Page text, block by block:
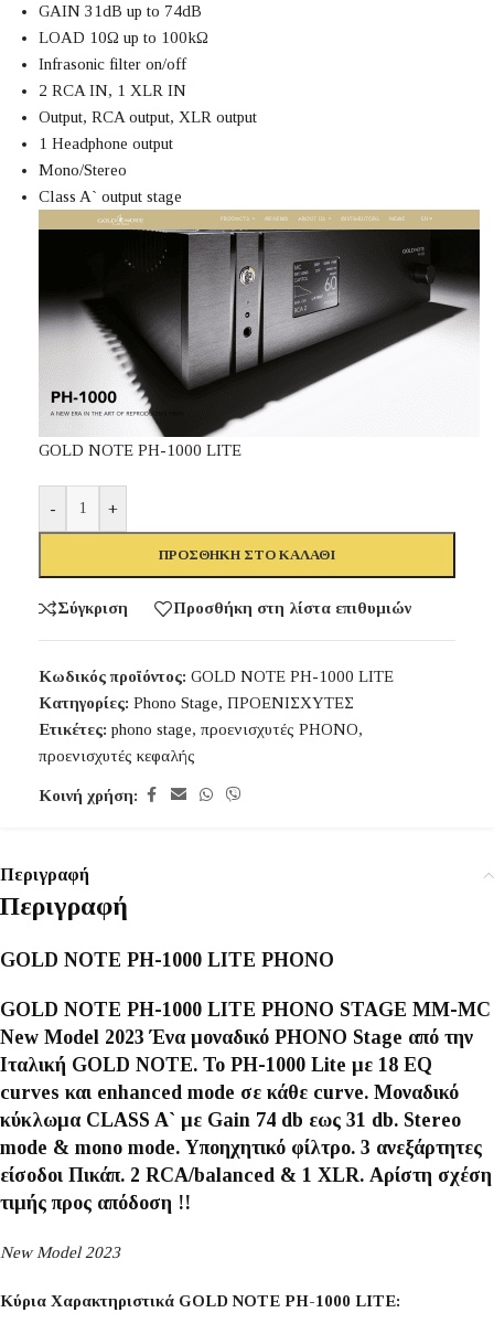
GAIN 31dB up to 74dB
LOAD 10Ω up to 100kΩ
Infrasonic filter on/off
2 RCA IN, 1 XLR IN
Οutput, RCA output, XLR output
1 Headphone output
Mono/Stereo
Class A` output stage
GOLD NOTE PH-1000 LITE
- +
ΠΡΟΣΘΉΚΗ ΣΤΟ ΚΑΛΆΘΙ
Σύγκριση Προσθήκη στη λίστα επιθυμιών
Κωδικός προϊόντος: GOLD NOTE PH-1000 LITE
Κατηγορίες: Phono Stage, ΠΡΟΕΝΙΣΧΥΤΕΣ
Ετικέτες: phono stage, προενισχυτές PHONO,
προενισχυτές κεφαλής
Κοινή χρήση:
Περιγραφή
Περιγραφή
GOLD NOTE PH-1000 LITE PHONO
GOLD NOTE PH-1000 LITE PHONO STAGE MM-MC
New Model 2023 Ένα μοναδικό PHONO Stage από την
Ιταλική GOLD NOTE. To PH-1000 Lite με 18 EQ
curves και enhanced mode σε κάθε curve. Μοναδικό
κύκλωμα CLASS A` με Gain 74 db εως 31 db. Stereo
mode & mono mode. Υποηχητικό φίλτρο. 3 ανεξάρτητες
είσοδοι Πικάπ. 2 RCA/balanced & 1 XLR. Αρίστη σχέση
τιμής προς απόδοση !!
New Model 2023
Κύρια Χαρακτηριστικά GOLD NOTE PH-1000 LITE: